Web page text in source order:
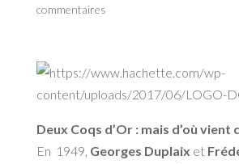
commentaires
Deux Coqs d’Or : mais d’où vient
En 1949, Georges Duplaix et